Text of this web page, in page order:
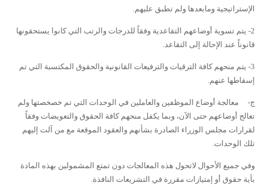
الإستراتيجية ومابعدها ولم تطبق عليهم.
2- يتم تسوية أوضاعهم التقاعدية وفقاً للدرجات والرتب التي كانوا يستحقونها
قانوناً عند الإحالة إلى التقاعد.
3- يتم منحهم كافة الترقيات والترفيعات القانونية والحقوق المكتسبة التي تم
إسقاطها عنهم.
ج- معالجة أوضاع الموظفين والعاملين في الوحدات التي تم خصخصتها ولم
تعالج أوضاعهم حتى الآن، وبما يكفل منحهم كافة الحقوق والتعويضات وفقاً
لقرارات مجلس الوزراء الصادرة بشأنهم والعقود الموقعة مع من آلت إليهم
تلك الوحدات.
وفي جميع الأحوال لاتحول هذه المعالجات دون تمتع المشمولين بهذه المادة
بأية حقوق أو إمتيازات مقررة في التشريعات النافذة.